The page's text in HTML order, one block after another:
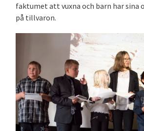
faktumet att vuxna och barn har sina
på tillvaron.